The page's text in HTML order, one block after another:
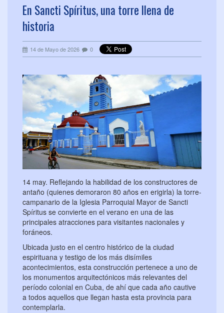
En Sancti Spíritus, una torre llena de
historia
14 de Mayo de 2026 0
14 may. Reflejando la habilidad de los constructores de
antaño (quienes demoraron 80 años en erigirla) la torre-
campanario de la Iglesia Parroquial Mayor de Sancti
Spíritus se convierte en el verano en una de las
principales atracciones para visitantes nacionales y
foráneos.
Ubicada justo en el centro histórico de la ciudad
espirituana y testigo de los más disímiles
acontecimientos, esta construcción pertenece a uno de
los monumentos arquitectónicos más relevantes del
período colonial en Cuba, de ahí que cada año cautive
a todos aquellos que llegan hasta esta provincia para
contemplarla.